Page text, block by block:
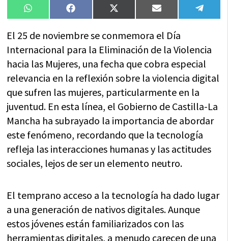
Compartir
en
WhatsAppCompartir
en
FacebookCompartir
en
X
(Twitter)
Compartir
en
Email
en
El 25 de noviembre se conmemora el Día
Internacional para la Eliminación de la Violencia
hacia las Mujeres, una fecha que cobra especial
relevancia en la reflexión sobre la violencia digital
que sufren las mujeres, particularmente en la
juventud. En esta línea, el Gobierno de Castilla-La
Mancha ha subrayado la importancia de abordar
este fenómeno, recordando que la tecnología
refleja las interacciones humanas y las actitudes
sociales, lejos de ser un elemento neutro.
El temprano acceso a la tecnología ha dado lugar
a una generación de nativos digitales. Aunque
estos jóvenes están familiarizados con las
herramientas digitales, a menudo carecen de una